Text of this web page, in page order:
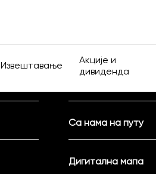
Извештавање
Извештаји о пословању
Финансијски извештаји
Акције и
дивиденда
Акције и
Дивиденде
Спонзорства и
Са нама на путу
Дигитална мапа